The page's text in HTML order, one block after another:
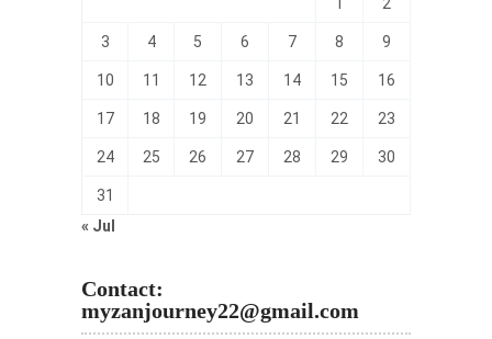
3 4 5 6 7 8 9
10 11 12 13 14 15 16
17 18 19 20 21 22 23
24 25 26 27 28 29 30
31
« Jul
Contact:
myzanjourney22@gmail.com